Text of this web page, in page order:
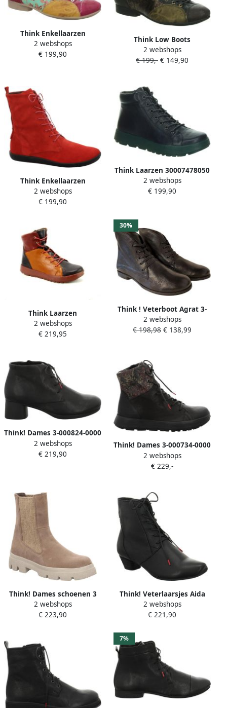
Think Enkellaarzen
2 webshops
€ 199,90
Think Low Boots
2 webshops
€ 199,- € 149,90
Think Enkellaarzen
2 webshops
€ 199,90
Think Laarzen 30007478050
2 webshops
€ 199,90
Think Laarzen
2 webshops
€ 219,95
30%
Think ! Veterboot Agrat 3-
000846-0000 Zwart
2 webshops
€ 198,98 € 138,99
Think! Dames 3-000824-0000
black
2 webshops
€ 219,90
Think! Dames 3-000734-0000
black
2 webshops
€ 229,-
Think! Dames schoenen 3
000620 2000 Grijs
2 webshops
€ 223,90
Think! Veterlaarsjes Aida
Feestelijke schoen
enkellaars van plantaardig
2 webshops
€ 221,90
7%